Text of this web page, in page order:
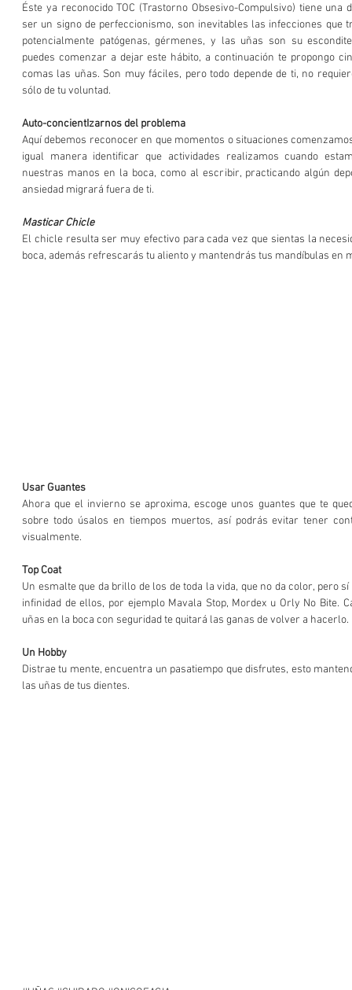
Éste ya reconocido TOC (Trastorno Obsesivo-Compulsivo) tiene una
ser un signo de perfeccionismo, son inevitables las infecciones que
potencialmente patógenas, gérmenes, y las uñas son su
puedes comenzar a dejar este hábito, a continuación te propongo
comas las uñas. Son muy fáciles, pero todo depende de ti, no
sólo de tu voluntad.
Auto-concientIzarnos del problema
Aquí debemos reconocer en que momentos o situaciones
igual manera identificar que actividades realizamos cuando
nuestras manos en la boca, como al escribir, practicando algún
ansiedad migrará fuera de ti.
Masticar Chicle
El chicle resulta ser muy efectivo para cada vez que sientas la
boca, además refrescarás tu aliento y mantendrás tus mandíbulas en
Usar Guantes
Ahora que el invierno se aproxima, escoge unos guantes que te
sobre todo úsalos en tiempos muertos, así podrás evitar tener
visualmente.
Top Coat
Un esmalte que da brillo de los de toda la vida, que no da color, pero
infinidad de ellos, por ejemplo Mavala Stop, Mordex u Orly No Bite.
uñas en la boca con seguridad te quitará las ganas de volver a hacerlo.
Un Hobby
Distrae tu mente, encuentra un pasatiempo que disfrutes, esto
las uñas de tus dientes.